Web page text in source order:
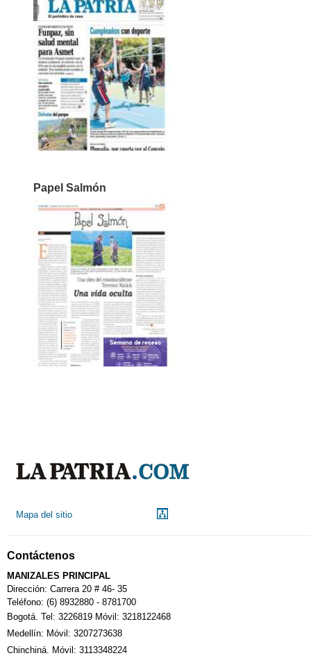
Papel Salmón
Mapa del sitio
Contáctenos
MANIZALES PRINCIPAL
Dirección: Carrera 20 # 46- 35
Teléfono: (6) 8932880 - 8781700
Bogotá. Tel: 3226819 Móvil: 3218122468
Medellín: Móvil: 3207273638
Chinchiná. Móvil: 3113348224